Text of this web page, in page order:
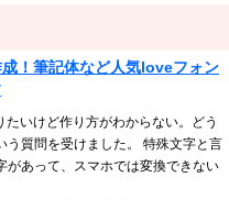
！筆記体など人気loveフォン
たいけど作り方がわからない。どう
う質問を受けました。 特殊文字と言
があって、スマホでは変換できない